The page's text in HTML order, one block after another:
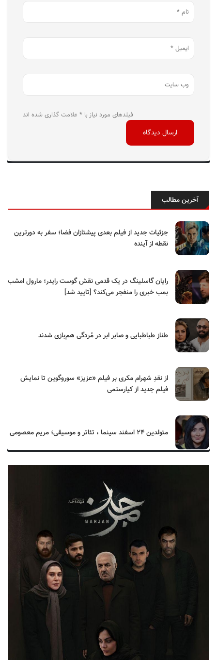
فیلدهای مورد نیاز با * علامت گذاری شده اند
آخرین مطالب
جزئیات جدید از فیلم بعدی پیشتازان فضا؛ سفر به دورترین
نقطه از آینده
رایان گاسلینگ در یک قدمی نقش گوست رایدر؛ مارول امشب
بمب خبری را منفجر می‌کند؟ [تایید شد]
طناز طباطبایی و صابر ابر در مُردگی هم‌بازی شدند
از نقدِ شهرام مکری بر فیلم «عزیز» سوروگوین تا نمایش
فیلم جدید از کیارستمی
متولدین ۲۴ اسفند سینما ، تئاتر و موسیقی؛ مریم معصومی